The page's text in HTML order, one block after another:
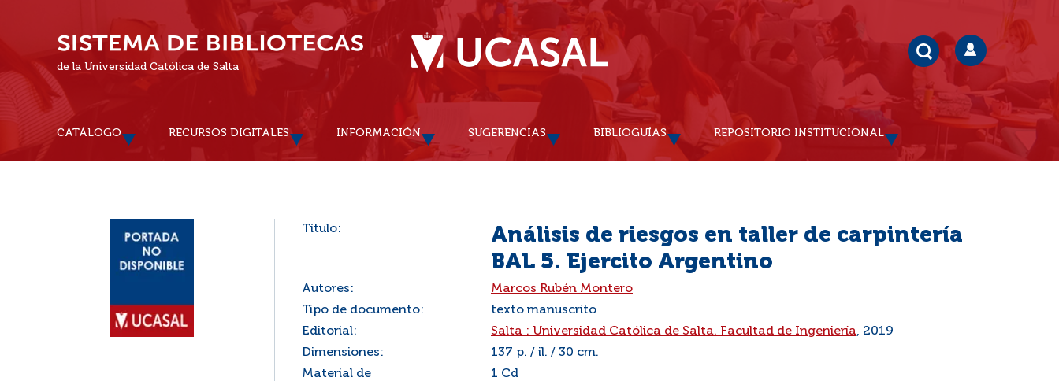
de la Universidad Católica de Salta
CATÁLOGO RECURSOS DIGITALES INFORMACIÓN SUGERENCIAS BIBLIOGUÍAS REPOSITORIO INSTITUCIONAL
Título:
Análisis de riesgos en taller de carpintería
BAL 5. Ejercito Argentino
Autores:
Marcos Rubén Montero
Tipo de documento:
texto manuscrito
Editorial:
Salta : Universidad Católica de Salta. Facultad de Ingeniería, 2019
Dimensiones:
137 p. / il. / 30 cm.
Material de
1 Cd